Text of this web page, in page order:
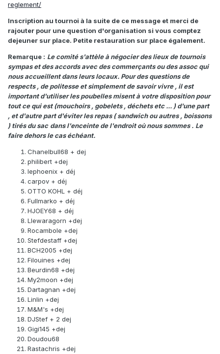
reglement/
Inscription au tournoi à la suite de ce message et merci de
rajouter pour une question d'organisation si vous comptez
dejeuner sur place. Petite restauration sur place également.
Remarque : Le comité s'attèle à négocier des lieux de tournois
sympas et des accords avec des commerçants ou des assoc qui
nous accueillent dans leurs locaux. Pour des questions de
respects , de politesse et simplement de savoir vivre , il est
important d'utiliser les poubelles misent à votre disposition pour
tout ce qui est (mouchoirs , gobelets , déchets etc ... ) d'une part
, et d'autre part d'éviter les repas ( sandwich ou autres , boissons
) tirés du sac dans l'enceinte de l'endroit où nous sommes . Le
faire dehors le cas échéant.
Chanelbull68 + dej
philibert +dej
lephoenix + déj
carpov + déj
OTTO KOHL + déj
Fullmarko + déj
HJOEY68 + déj
Llewaragorn +dej
Rocambole +dej
Stefdestaff +dej
BCH2005 +dej
Filouines +dej
Beurdin68 +dej
My2moon +dej
Dartagnan +dej
Linlin +dej
M&M's +dej
DJStef + 2 dej
Gigi145 +dej
Doudou68
Rastachris +dej